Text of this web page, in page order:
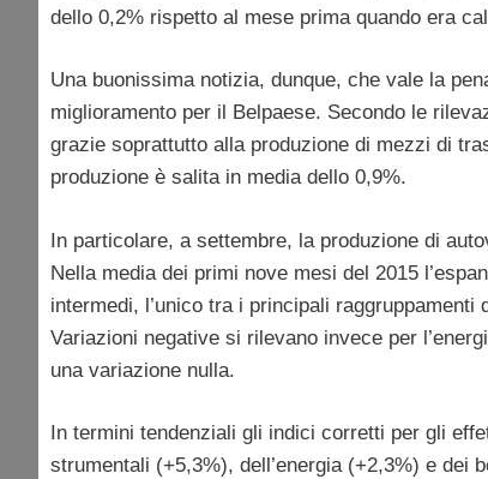
dello 0,2% rispetto al mese prima quando era
Una buonissima notizia, dunque, che vale la
miglioramento per il Belpaese. Secondo le
grazie soprattutto alla produzione di mezzi di
produzione è salita in media dello 0,9%.
In particolare, a settembre, la produzione di
Nella media dei primi nove mesi del 2015
intermedi, l’unico tra i principali
Variazioni negative si rilevano invece per
una variazione nulla.
In termini tendenziali gli indici corretti per gli
strumentali (+5,3%), dell’energia (+2,3%) e dei